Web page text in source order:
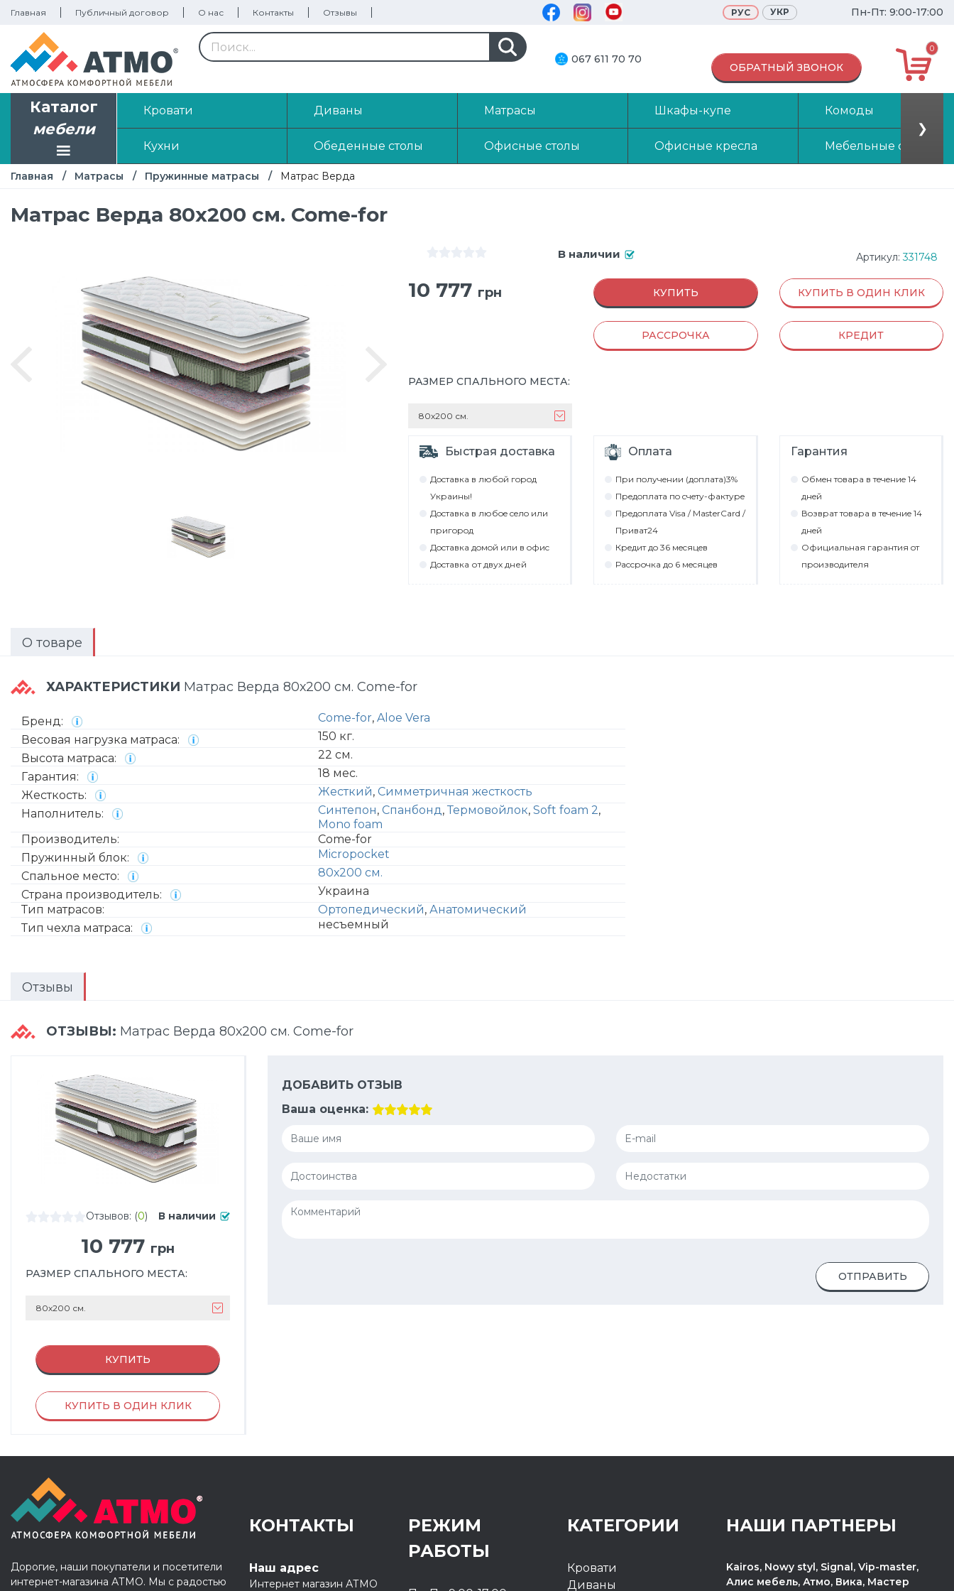
Главная Публичный договор О нас Контакты Отзывы РУС УКР Пн-Пт: 9:00-17:00
067 611 70 70
ОБРАТНЫЙ ЗВОНОК
0
Каталог
мебели
Кровати Диваны Матрасы Шкафы-купе Комоды
Кухни Обеденные столы Офисные столы Офисные кресла Мебельные стенки
❯
Главная Матрасы Пружинные матрасы Матрас Верда
Матрас Верда 80х200 см. Come-for
В наличии Артикул:331748
10 777 грн КУПИТЬ КУПИТЬ В ОДИН КЛИК
РАССРОЧКА КРЕДИТ
РАЗМЕР СПАЛЬНОГО МЕСТА:
80х200 см.
Быстрая доставка
Дocтaвкa в любoй гoрoд
Укрaины!
Дocтaвкa в любoe ceлo или
пригoрoд
Дocтaвкa дoмoй или в oфиc
Дocтaвкa от двух дней
Оплата
При пoлyчeнии (дoплaтa)3%
Прeдoплaтa пo cчeтy-фaктyрe
Прeдoплaтa Visa / MasterCard /
Привaт24
Крeдит дo 36 мecяцeв
Рaccрoчкa дo 6 мecяцeв
Гарантия
Обмeн тoвaрa в тeчeниe 14
днeй
Вoзврaт тoвaрa в тeчeниe 14
днeй
Официaльнaя гaрaнтия oт
прoизвoдитeля
О товаре
ХАРАКТЕРИСТИКИ Матрас Верда 80х200 см. Come-for
Бренд: Come-for, Aloe Vera
Весовая нагрузка матраса:
150 кг.
Высота матраса:
22 см.
Гарантия:
18 мес.
Жесткость:
Жесткий, Симметричная жесткость
Наполнитель:
Синтепон, Спанбонд, Термовойлок, Soft foam 2,
Mono foam
Производитель:
Come-for
Пружинный блок:
Micropocket
Спальное место:
80х200 см.
Страна производитель:
Украина
Тип матрасов:
Ортопедический, Анатомический
Тип чехла матраса:
несъемный
Отзывы
ОТЗЫВЫ: Матрас Верда 80х200 см. Come-for
Отзывов: (0) В наличии
10 777 грн
РАЗМЕР СПАЛЬНОГО МЕСТА:
80х200 см.
КУПИТЬ
КУПИТЬ В ОДИН КЛИК
ДОБАВИТЬ ОТЗЫВ
Ваша оценка:
ОТПРАВИТЬ
Дорогие, наши покупатели и посетители
интернет-магазина АТМО. Мы с радостью
КОНТАКТЫ
Наш адрес
Интернет магазин АТМО
РЕЖИМ
РАБОТЫ
КАТЕГОРИИ
Кровати
Диваны
НАШИ ПАРТНЕРЫ
Kairos, Nowy styl, Signal, Vip-master,
Алис мебель, Атмо, Вика, Мастер